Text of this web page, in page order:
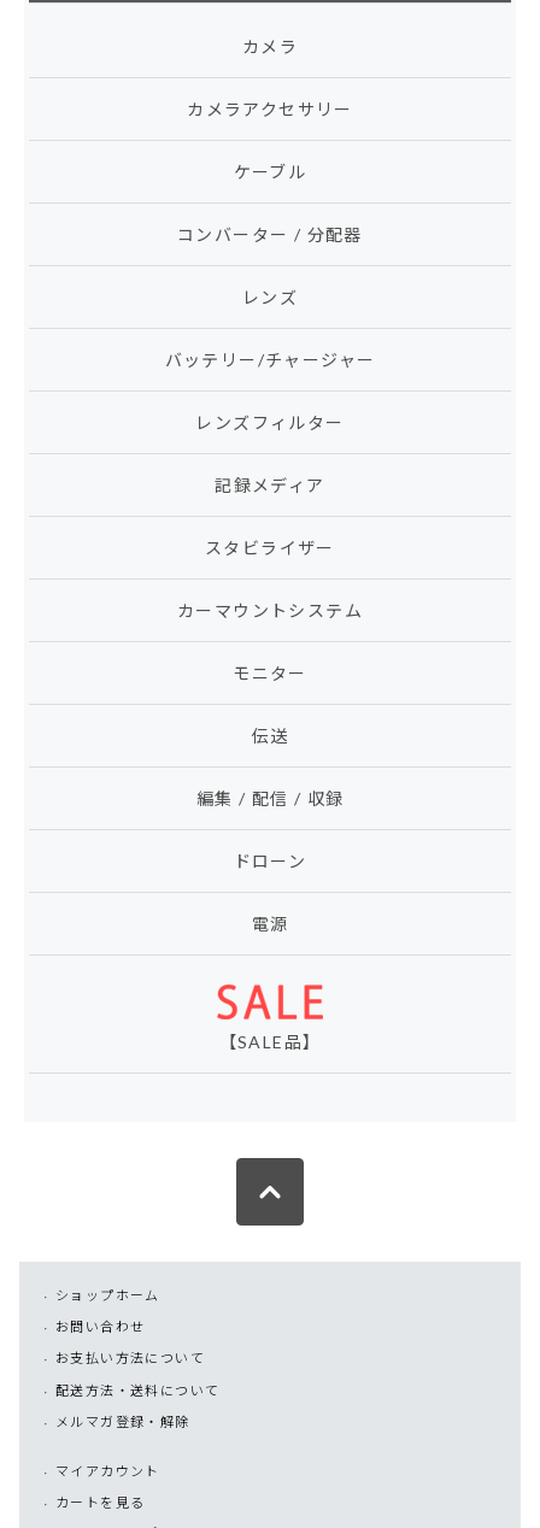
カメラ
カメラアクセサリー
ケーブル
コンバーター / 分配器
レンズ
バッテリー/チャージャー
レンズフィルター
記録メディア
スタビライザー
カーマウントシステム
モニター
伝送
編集 / 配信 / 収録
ドローン
電源
【SALE品】
ショップホーム
お問い合わせ
お支払い方法について
配送方法・送料について
メルマガ登録・解除
マイアカウント
カートを見る